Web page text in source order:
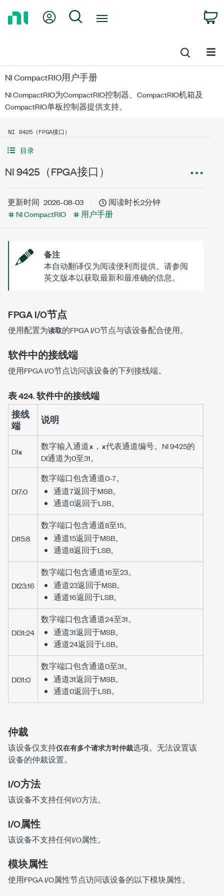
My Account
Search
NI CompactRIO用户手册
NI CompactRIO为CompactRIO控制器、CompactRIO机箱及
CompactRIO单板控制器提供支持。
NI 9425（FPGA接口）
目录
NI 9425（FPGA接口）
更新时间 2026-08-03
阅读时长2分钟
NI CompactRIO
用户手册
备注
本自动翻译仅为阅读便利而提供。请参阅
英文版本以获取最新和最准确的信息。
FPGA I/O节点
使用配置为读取的FPGA I/O节点与该设备配合使用。
软件中的接线端
使用FPGA I/O节点访问该设备的下列接线端。
表 424.软件中的接线端
接线
端
说明
DIx
数字输入通道x ， x代表通道编号。NI 9425的
DI通道为0至31。
DI7:0
数字端口包含通道0-7。
通道7返回于MSB。
通道0返回于LSB。
DI15:8
数字端口包含通道8至15。
通道15返回于MSB。
通道8返回于LSB。
DI23:16
数字端口包含通道16至23。
通道23返回于MSB。
通道16返回于LSB。
DI31:24
数字端口包含通道24至31。
通道31返回于MSB。
通道24返回于LSB。
DI31:0
数字端口包含通道0至31。
通道31返回于MSB。
通道0返回于LSB。
仲裁
该设备仅支持仅在有多个请求方时仲裁选项。无法设置该
设备的仲裁设置。
I/O方法
该设备不支持任何I/O方法。
I/O属性
该设备不支持任何I/O属性。
模块属性
使用FPGA I/O属性节点访问该设备的以下模块属性。